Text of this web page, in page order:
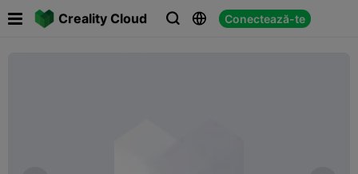
Creality Cloud   Conectează-te